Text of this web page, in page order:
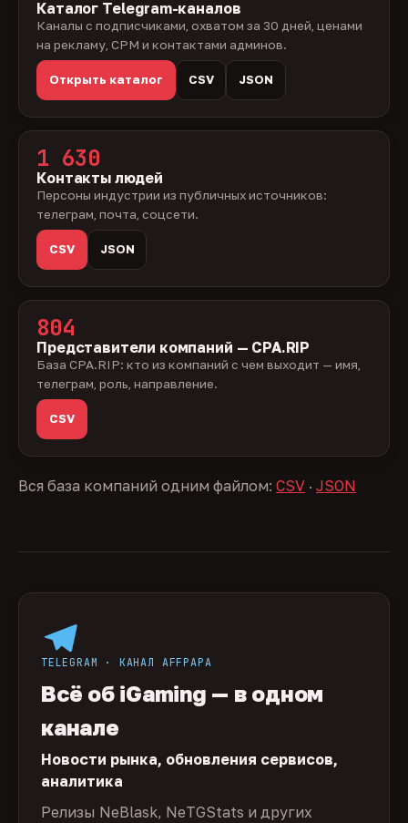
Каталог Telegram-каналов
Каналы с подписчиками, охватом за 30 дней, ценами
на рекламу, CPM и контактами админов.
Открыть каталог CSV JSON
1 630
Контакты людей
Персоны индустрии из публичных источников:
телеграм, почта, соцсети.
CSV JSON
804
Представители компаний — CPA.RIP
База CPA.RIP: кто из компаний с чем выходит — имя,
телеграм, роль, направление.
CSV
Вся база компаний одним файлом: CSV · JSON
TELEGRAM · КАНАЛ AFFPAPA
Всё об iGaming — в одном
канале
Новости рынка, обновления сервисов,
аналитика
Релизы NeBlask, NeTGStats и других